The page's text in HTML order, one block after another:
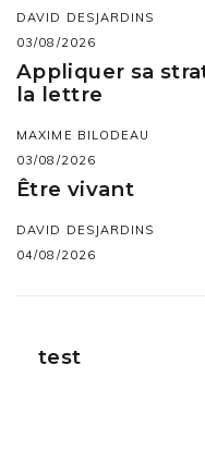
DAVID DESJARDINS
03/08/2026
Appliquer sa
la lettre
MAXIME BILODEAU
03/08/2026
Être vivant
DAVID DESJARDINS
04/08/2026
test